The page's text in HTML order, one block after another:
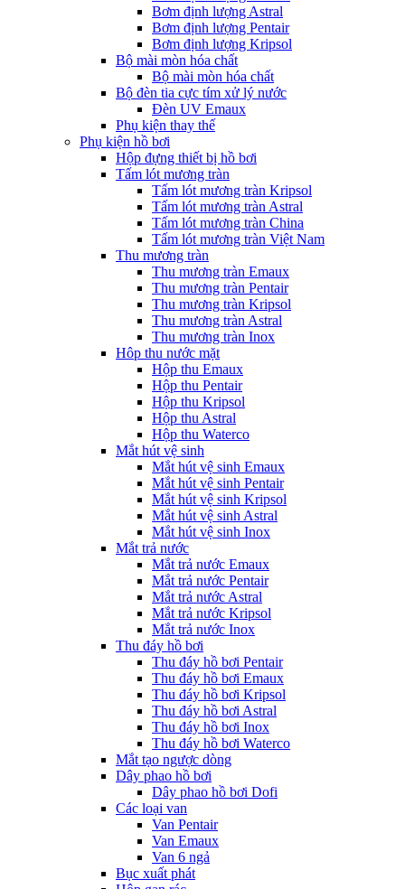
Bơm định lượng Astral
Bơm định lượng Pentair
Bơm định lượng Kripsol
Bộ mài mòn hóa chất
Bộ mài mòn hóa chất
Bộ đèn tia cực tím xử lý nước
Đèn UV Emaux
Phụ kiện thay thế
Phụ kiện hồ bơi
Hộp đựng thiết bị hồ bơi
Tấm lót mương tràn
Tấm lót mương tràn Kripsol
Tấm lót mương tràn Astral
Tấm lót mương tràn China
Tấm lót mương tràn Việt Nam
Thu mương tràn
Thu mương tràn Emaux
Thu mương tràn Pentair
Thu mương tràn Kripsol
Thu mương tràn Astral
Thu mương tràn Inox
Hôp thu nước mặt
Hộp thu Emaux
Hộp thu Pentair
Hộp thu Kripsol
Hộp thu Astral
Hộp thu Waterco
Mắt hút vệ sinh
Mắt hút vệ sinh Emaux
Mắt hút vệ sinh Pentair
Mắt hút vệ sinh Kripsol
Mắt hút vệ sinh Astral
Mắt hút vệ sinh Inox
Mắt trả nước
Mắt trả nước Emaux
Mắt trả nước Pentair
Mắt trả nước Astral
Mắt trả nước Kripsol
Mắt trả nước Inox
Thu đáy hồ bơi
Thu đáy hồ bơi Pentair
Thu đáy hồ bơi Emaux
Thu đáy hồ bơi Kripsol
Thu đáy hồ bơi Astral
Thu đáy hồ bơi Inox
Thu đáy hồ bơi Waterco
Mắt tạo ngược dòng
Dây phao hồ bơi
Dây phao hồ bơi Dofi
Các loại van
Van Pentair
Van Emaux
Van 6 ngả
Bục xuất phát